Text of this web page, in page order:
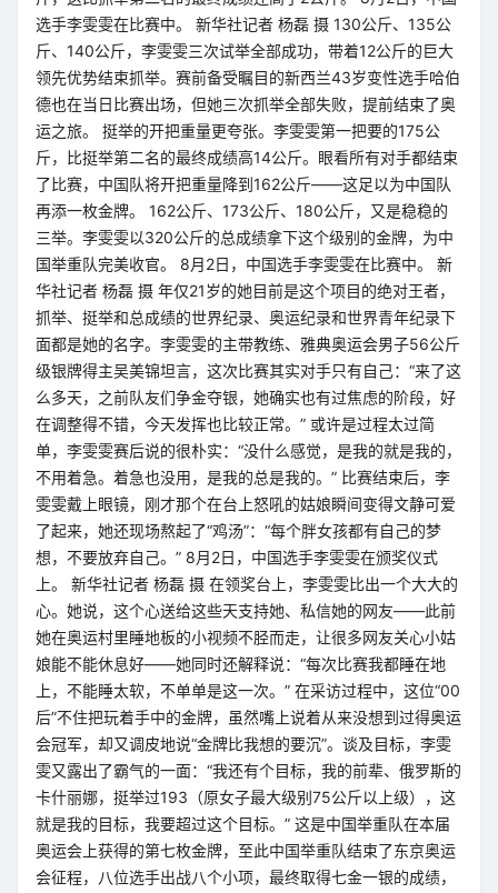
选手李雯雯在比赛中。 新华社记者 杨磊 摄 130公斤、135公
斤、140公斤，李雯雯三次试举全部成功，带着12公斤的巨大
领先优势结束抓举。赛前备受瞩目的新西兰43岁变性选手哈伯
德也在当日比赛出场，但她三次抓举全部失败，提前结束了奥
运之旅。 挺举的开把重量更夸张。李雯雯第一把要的175公
斤，比挺举第二名的最终成绩高14公斤。眼看所有对手都结束
了比赛，中国队将开把重量降到162公斤——这足以为中国队
再添一枚金牌。 162公斤、173公斤、180公斤，又是稳稳的
三举。李雯雯以320公斤的总成绩拿下这个级别的金牌，为中
国举重队完美收官。 8月2日，中国选手李雯雯在比赛中。 新
华社记者 杨磊 摄 年仅21岁的她目前是这个项目的绝对王者，
抓举、挺举和总成绩的世界纪录、奥运纪录和世界青年纪录下
面都是她的名字。李雯雯的主带教练、雅典奥运会男子56公斤
级银牌得主吴美锦坦言，这次比赛其实对手只有自己：“来了这
么多天，之前队友们争金夺银，她确实也有过焦虑的阶段，好
在调整得不错，今天发挥也比较正常。” 或许是过程太过简
单，李雯雯赛后说的很朴实：“没什么感觉，是我的就是我的，
不用着急。着急也没用，是我的总是我的。” 比赛结束后，李
雯雯戴上眼镜，刚才那个在台上怒吼的姑娘瞬间变得文静可爱
了起来，她还现场熬起了“鸡汤”：“每个胖女孩都有自己的梦
想，不要放弃自己。” 8月2日，中国选手李雯雯在颁奖仪式
上。 新华社记者 杨磊 摄 在领奖台上，李雯雯比出一个大大的
心。她说，这个心送给这些天支持她、私信她的网友——此前
她在奥运村里睡地板的小视频不胫而走，让很多网友关心小姑
娘能不能休息好——她同时还解释说：“每次比赛我都睡在地
上，不能睡太软，不单单是这一次。” 在采访过程中，这位“00
后”不住把玩着手中的金牌，虽然嘴上说着从来没想到过得奥运
会冠军，却又调皮地说“金牌比我想的要沉”。谈及目标，李雯
雯又露出了霸气的一面：“我还有个目标，我的前辈、俄罗斯的
卡什丽娜，挺举过193（原女子最大级别75公斤以上级），这
就是我的目标，我要超过这个目标。” 这是中国举重队在本届
奥运会上获得的第七枚金牌，至此中国举重队结束了东京奥运
会征程，八位选手出战八个小项，最终取得七金一银的成绩，